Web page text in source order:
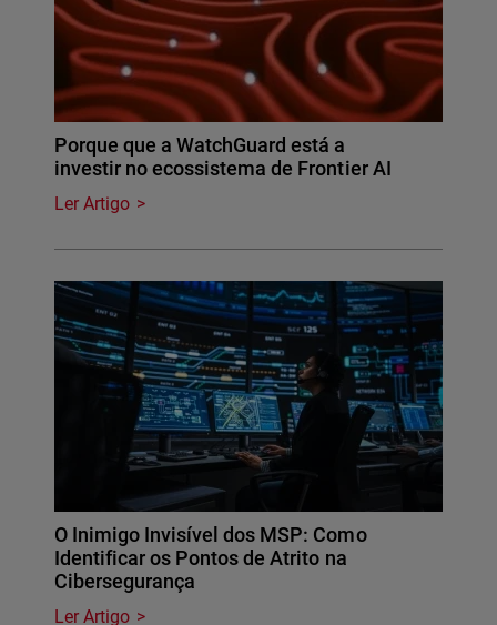
Porque que a WatchGuard está a
investir no ecossistema de Frontier AI
Ler Artigo
O Inimigo Invisível dos MSP: Como
Identificar os Pontos de Atrito na
Cibersegurança
Ler Artigo